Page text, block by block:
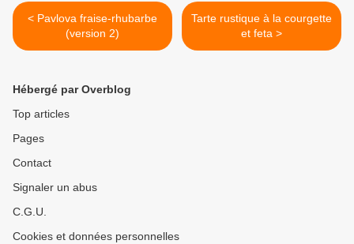
< Pavlova fraise-rhubarbe
(version 2)
Tarte rustique à la courgette
et feta >
Hébergé par Overblog
Top articles
Pages
Contact
Signaler un abus
C.G.U.
Cookies et données personnelles